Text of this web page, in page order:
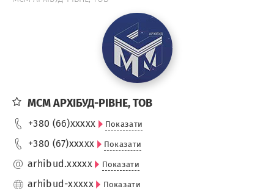
МСМ АРХІБУД-РІВНЕ, ТОВ
+380 (66)xxxxx Показати
+380 (67)xxxxx Показати
arhibud.xxxxx Показати
arhibud-xxxxx Показати